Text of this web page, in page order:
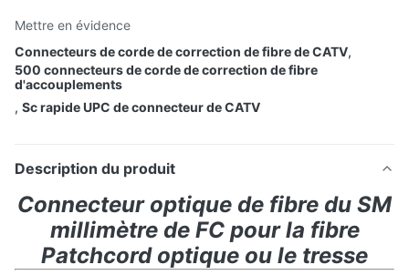
Mettre en évidence
Connecteurs de corde de correction de fibre de CATV,
500 connecteurs de corde de correction de fibre
d'accouplements
, Sc rapide UPC de connecteur de CATV
Description du produit
Connecteur optique de fibre du SM
millimètre de FC pour la fibre
Patchcord optique ou le tresse